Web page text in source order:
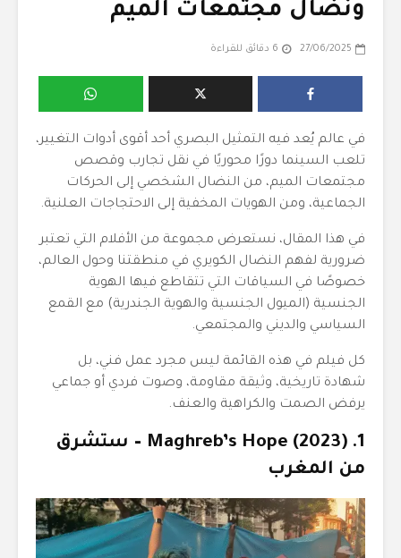
ونضال مجتمعات الميم
27/06/2025 6 دقائق للقراءة
في عالم يُعد فيه التمثيل البصري أحد أقوى أدوات التغيير،
تلعب السينما دورًا محوريًا في نقل تجارب وقصص
مجتمعات الميم، من النضال الشخصي إلى الحركات
الجماعية، ومن الهويات المخفية إلى الاحتجاجات العلنية.
في هذا المقال، نستعرض مجموعة من الأفلام التي تعتبر
ضرورية لفهم النضال الكويري في منطقتنا وحول العالم،
خصوصًا في السياقات التي تتقاطع فيها الهوية
الجنسية (الميول الجنسية والهوية الجندرية) مع القمع
السياسي والديني والمجتمعي.
كل فيلم في هذه القائمة ليس مجرد عمل فني، بل
شهادة تاريخية، وثيقة مقاومة، وصوت فردي أو جماعي
يرفض الصمت والكراهية والعنف.
1. Maghreb’s Hope (2023) – ستشرق
من المغرب